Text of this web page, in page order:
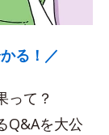
る！／
って？
Q&Aを大公